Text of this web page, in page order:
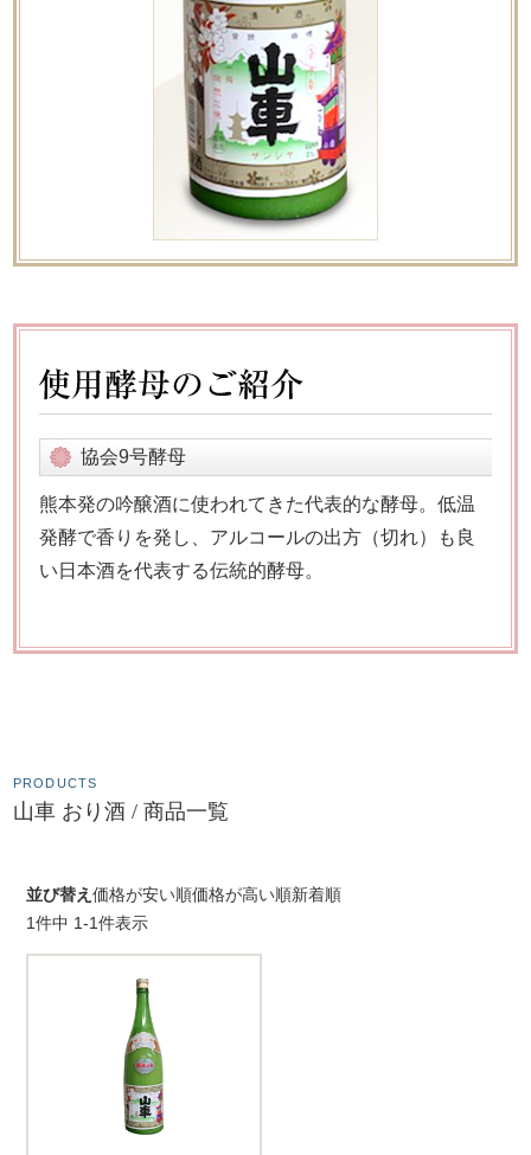
協会9号酵母
熊本発の吟醸酒に使われてきた代表的な酵母。低温
発酵で香りを発し、アルコールの出方（切れ）も良
い日本酒を代表する伝統的酵母。
PRODUCTS
山車 おり酒 / 商品一覧
並び替え 価格が安い順価格が高い順新着順
1件中 1-1件表示